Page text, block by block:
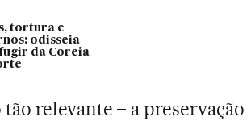
tortura e
odisseia
da Coreia
relevante – a preservação